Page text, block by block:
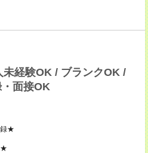
経験OK / ブランクOK /
面接OK
録★
★